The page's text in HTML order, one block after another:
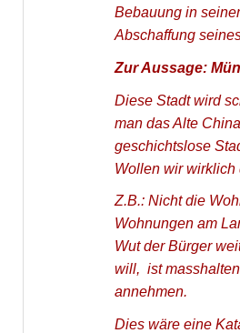
Bebauung in
Abschaffung
Zur Aussage:
Diese Stadt wird
man das Alte
geschichtslose
Wollen wir wirklich
Z.B.: Nicht die
Wohnungen am
Wut der Bürger
will, ist
annehmen.
Dies wäre eine